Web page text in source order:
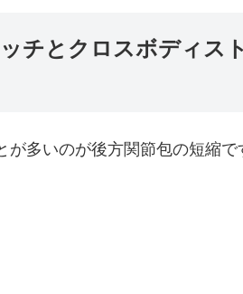
チとクロスボディス
多いのが後方関節包の短縮で